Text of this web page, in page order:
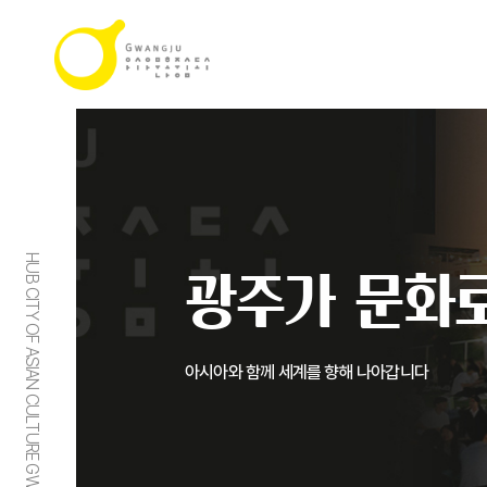
HUB CITY OF ASIAN CULTURE GWANGJU 광주가 문화
아시아와 함께 세계를 향해 나아갑니다